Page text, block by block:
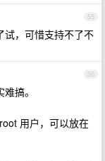
55
试，可惜支持不了不
56
搞。
用户，可以放在